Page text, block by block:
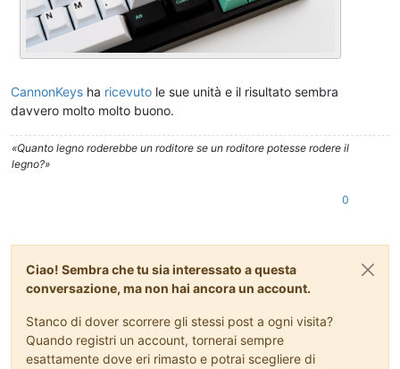
CannonKeys ha ricevuto le sue unità e il risultato sembra
davvero molto molto buono.
«Quanto legno roderebbe un roditore se un roditore potesse rodere il
legno?»
0
Ciao! Sembra che tu sia interessato a questa
conversazione, ma non hai ancora un account.
Stanco di dover scorrere gli stessi post a ogni visita?
Quando registri un account, tornerai sempre
esattamente dove eri rimasto e potrai scegliere di